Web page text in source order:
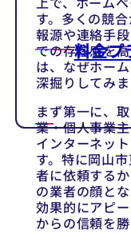
料金プ
す。多くの競
報源や連絡手
での存在感を
は、なぜホー
深掘りしてみま
まず第一に、
業・個人事業
インターネッ
す。特に岡山
者に依頼する
の業者の顔と
効果的にアピ
からの信頼を